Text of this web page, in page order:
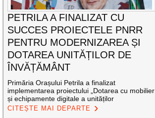
PETRILA A FINALIZAT CU
SUCCES PROIECTELE PNRR
PENTRU MODERNIZAREA ȘI
DOTAREA UNITĂȚILOR DE
ÎNVĂȚĂMÂNT
Primăria Orașului Petrila a finalizat
implementarea proiectului „Dotarea cu mobilier
și echipamente digitale a unităților
CITEȘTE MAI DEPARTE